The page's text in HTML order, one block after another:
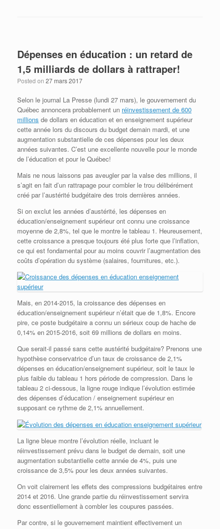
Dépenses en éducation : un retard de
1,5 milliards de dollars à rattraper!
Posted on 27 mars 2017
Selon le journal La Presse (lundi 27 mars), le gouvernement du
Québec annoncera probablement un réinvestissement de 600
millions de dollars en éducation et en enseignement supérieur
cette année lors du discours du budget demain mardi, et une
augmentation substantielle de ces dépenses pour les deux
années suivantes. C’est une excellente nouvelle pour le monde
de l’éducation et pour le Québec!
Mais ne nous laissons pas aveugler par la valse des millions, il
s’agit en fait d’un rattrapage pour combler le trou délibérément
créé par l’austérité budgétaire des trois dernières années.
Si on exclut les années d’austérité, les dépenses en
éducation/enseignement supérieur ont connu une croissance
moyenne de 2,8%, tel que le montre le tableau 1. Heureusement,
cette croissance a presque toujours été plus forte que l’inflation,
ce qui est fondamental pour au moins couvrir l’augmentation des
coûts d’opération du système (salaires, fournitures, etc.).
Mais, en 2014-2015, la croissance des dépenses en
éducation/enseignement supérieur n’était que de 1,8%. Encore
pire, ce poste budgétaire a connu un sérieux coup de hache de
0,14% en 2015-2016, soit 69 millions de dollars en moins.
Que serait-il passé sans cette austérité budgétaire? Prenons une
hypothèse conservatrice d’un taux de croissance de 2,1%
dépenses en éducation/enseignement supérieur, soit le taux le
plus faible du tableau 1 hors période de compression. Dans le
tableau 2 ci-dessous, la ligne rouge indique l’évolution estimée
des dépenses d’éducation / enseignement supérieur en
supposant ce rythme de 2,1% annuellement.
La ligne bleue montre l’évolution réelle, incluant le
réinvestissement prévu dans le budget de demain, soit une
augmentation substantielle cette année de 4%, puis une
croissance de 3,5% pour les deux années suivantes.
On voit clairement les effets des compressions budgétaires entre
2014 et 2016. Une grande partie du réinvestissement servira
donc essentiellement à combler les coupures passées.
Par contre, si le gouvernement maintient effectivement un